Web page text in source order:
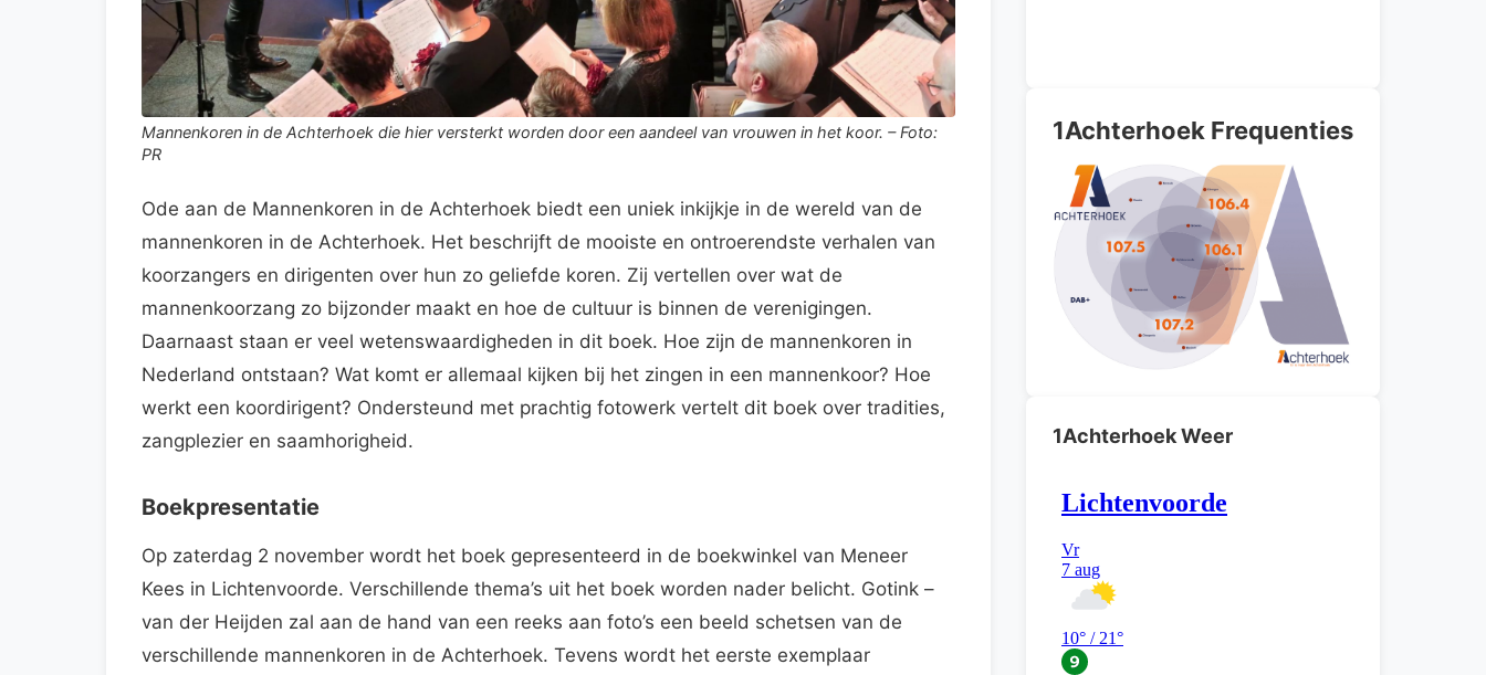
Mannenkoren in de Achterhoek die hier versterkt worden door een aandeel van vrouwen in het koor. – Foto:
PR
Ode aan de Mannenkoren in de Achterhoek biedt een uniek inkijkje in de wereld van de
mannenkoren in de Achterhoek. Het beschrijft de mooiste en ontroerendste verhalen van
koorzangers en dirigenten over hun zo geliefde koren. Zij vertellen over wat de
mannenkoorzang zo bijzonder maakt en hoe de cultuur is binnen de verenigingen.
Daarnaast staan er veel wetenswaardigheden in dit boek. Hoe zijn de mannenkoren in
Nederland ontstaan? Wat komt er allemaal kijken bij het zingen in een mannenkoor? Hoe
werkt een koordirigent? Ondersteund met prachtig fotowerk vertelt dit boek over tradities,
zangplezier en saamhorigheid.
Boekpresentatie
Op zaterdag 2 november wordt het boek gepresenteerd in de boekwinkel van Meneer
Kees in Lichtenvoorde. Verschillende thema’s uit het boek worden nader belicht. Gotink –
van der Heijden zal aan de hand van een reeks aan foto’s een beeld schetsen van de
verschillende mannenkoren in de Achterhoek. Tevens wordt het eerste exemplaar
1Achterhoek Frequenties
1Achterhoek Weer